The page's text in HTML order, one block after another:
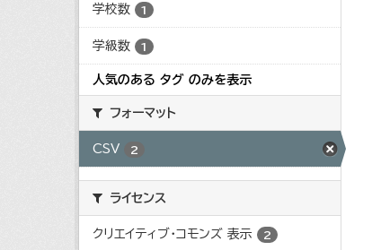
学校数 1
学級数 1
人気のある タグ のみを表示
フォーマット
CSV 2
ライセンス
クリエイティブ・コモンズ 表示 2